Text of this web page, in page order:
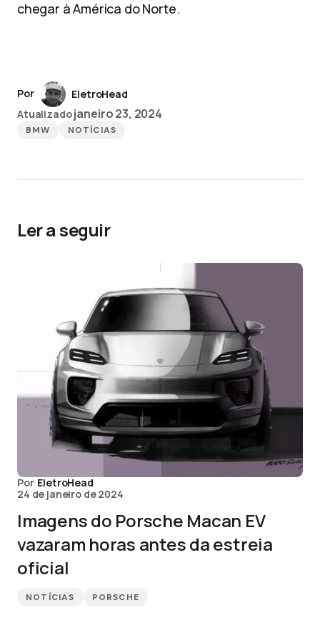
chegar à América do Norte.
Por
EletroHead
Atualizadojaneiro 23, 2024
BMW NOTÍCIAS
Ler a seguir
Por EletroHead
24 de janeiro de 2024
Imagens do Porsche Macan EV
vazaram horas antes da estreia
oficial
NOTÍCIAS PORSCHE